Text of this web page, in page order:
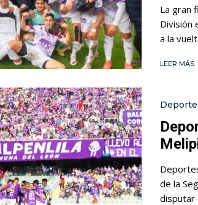
La gran
División
a la
LEER MÁS
de la
disputar